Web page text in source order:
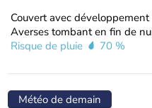
Couvert avec
Averses tombant en fin de
Risque de pluie
70 %
Météo de demain